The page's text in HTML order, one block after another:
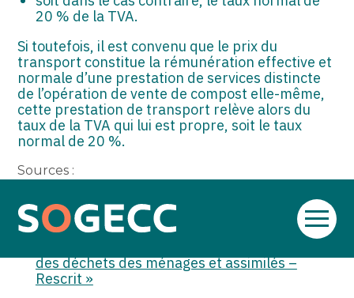
Aller
20 % de la TVA.
Si toutefois, il est convenu que le prix du
transport constitue la rémunération effective et
normale d’une prestation de services distincte
de l’opération de vente de compost elle-même,
cette prestation de transport relève alors du
taux de la TVA qui lui est propre, soit le taux
normal de 20 %.
Sources :
Rescrit Bofip du 17 septembre 2025 : « TVA –
Taux de TVA applicable à certaines
prestations de services concourant au bon
des déchets des ménages et assimilés –
Rescrit »